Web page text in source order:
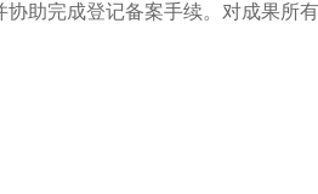
助完成登记备案手续。对成果所